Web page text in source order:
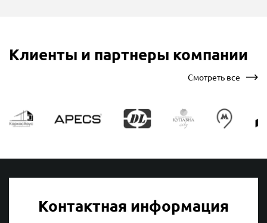
Клиенты и партнеры компании
Смотреть все
Контактная информация